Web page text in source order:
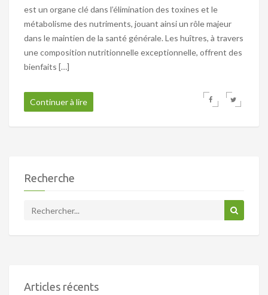
est un organe clé dans l’élimination des toxines et le
métabolisme des nutriments, jouant ainsi un rôle majeur
dans le maintien de la santé générale. Les huîtres, à travers
une composition nutritionnelle exceptionnelle, offrent des
bienfaits […]
Continuer à lire
Recherche
Articles récents